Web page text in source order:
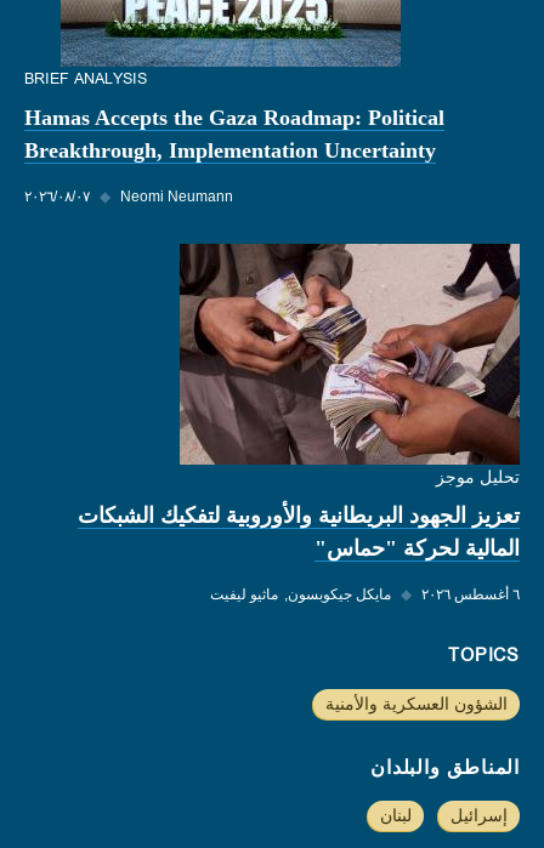
BRIEF ANALYSIS
Hamas Accepts the Gaza Roadmap: Political
Breakthrough, Implementation Uncertainty
٠٧‏/٠٨‏/٢٠٢٦ ◆ Neomi Neumann
تحليل موجز
تعزيز الجهود البريطانية والأوروبية لتفكيك الشبكات
المالية لحركة "حماس"
٦ أغسطس ٢٠٢٦ ◆ مايكل جيكوبسون ماثيو ليفيت
TOPICS
الشؤون العسكرية والأمنية
المناطق والبلدان
إسرائيل لبنان